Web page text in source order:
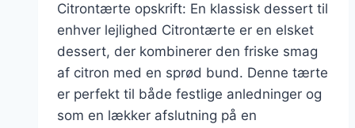
Citrontærte opskrift: En klassisk dessert til
enhver lejlighed Citrontærte er en elsket
dessert, der kombinerer den friske smag
af citron med en sprød bund. Denne tærte
er perfekt til både festlige anledninger og
som en lækker afslutning på en